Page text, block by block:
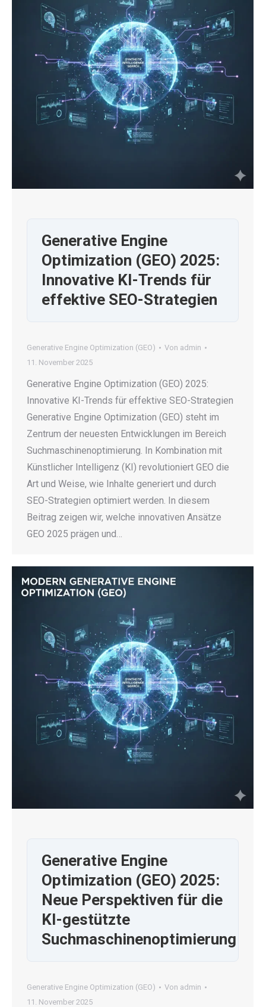
Generative Engine
Optimization (GEO) 2025:
Innovative KI-Trends für
effektive SEO-Strategien
Generative Engine Optimization (GEO) Von admin
11. November 2025
Generative Engine Optimization (GEO) 2025:
Innovative KI-Trends für effektive SEO-Strategien
Generative Engine Optimization (GEO) steht im
Zentrum der neuesten Entwicklungen im Bereich
Suchmaschinenoptimierung. In Kombination mit
Künstlicher Intelligenz (KI) revolutioniert GEO die
Art und Weise, wie Inhalte generiert und durch
SEO-Strategien optimiert werden. In diesem
Beitrag zeigen wir, welche innovativen Ansätze
GEO 2025 prägen und…
Generative Engine
Optimization (GEO) 2025:
Neue Perspektiven für die
KI-gestützte
Suchmaschinenoptimierung
Generative Engine Optimization (GEO) Von admin
11. November 2025